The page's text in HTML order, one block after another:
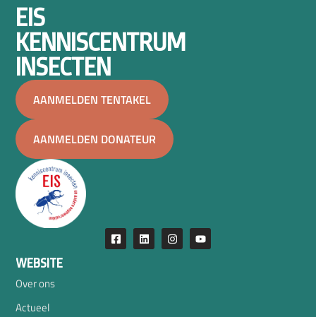
EIS
KENNISCENTRUM
INSECTEN
AANMELDEN TENTAKEL
AANMELDEN DONATEUR
WEBSITE
Over ons
Actueel